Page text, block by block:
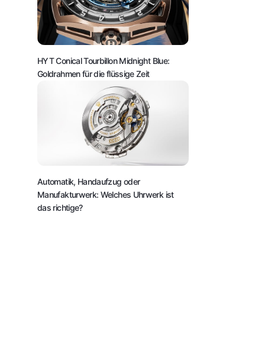
HYT Conical Tourbillon Midnight Blue:
Goldrahmen für die flüssige Zeit
Automatik, Handaufzug oder
Manufakturwerk: Welches Uhrwerk ist
das richtige?